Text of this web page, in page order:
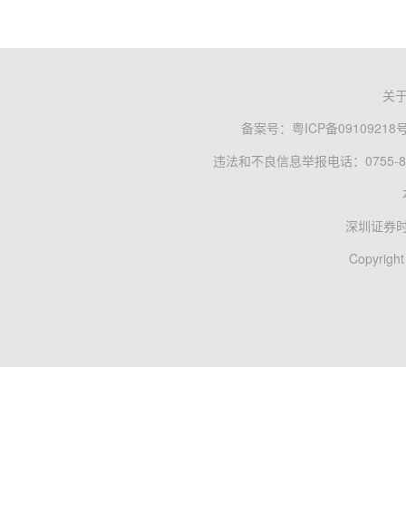
关
备案号： 粤ICP备09109218
违法和不良信息举报电话：0755-
深圳证券